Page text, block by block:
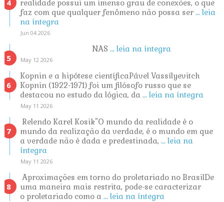
realidade possui um imenso grau de conexões, o que
faz com que qualquer fenômeno não possa ser ... leia
na íntegra
Jun 04 2026
NAS ... leia na íntegra
May 12 2026
Kopnin e a hipótese científicaPável Vassílyevitch
Kopnin (1922-1971) foi um filósofo russo que se
destacou no estudo da lógica, da ... leia na íntegra
May 11 2026
Relendo Karel Kosik"O mundo da realidade é o
mundo da realização da verdade, é o mundo em que
a verdade não é dada e predestinada, ... leia na
íntegra
May 11 2026
Aproximações em torno do proletariado no BrasilDe
uma maneira mais restrita, pode-se caracterizar
o proletariado como a ... leia na íntegra